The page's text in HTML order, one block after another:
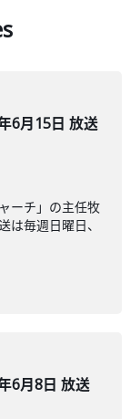
6月15日 放送
ーチ」の主任牧
は毎週日曜日、
6月8日 放送